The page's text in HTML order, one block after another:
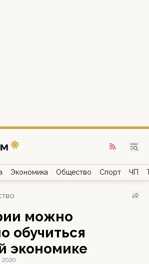
Экономика Общество Спорт ЧП
можно
обучиться
экономике
2020